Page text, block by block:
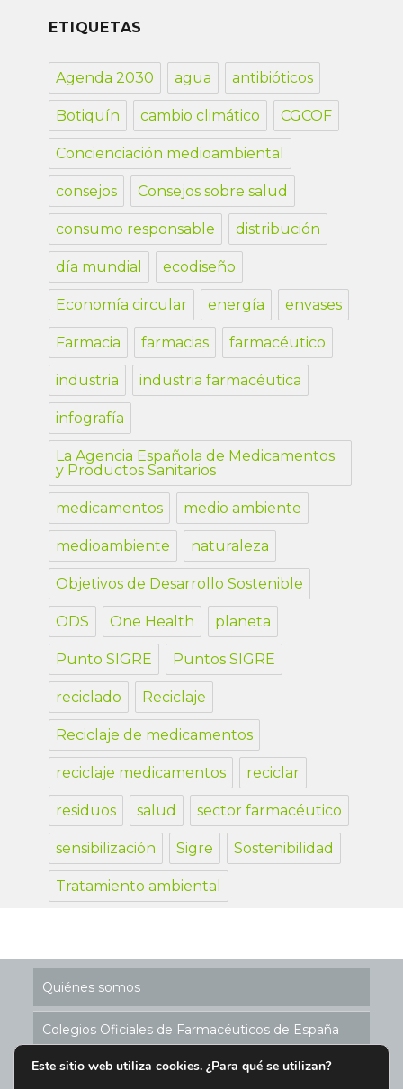
ETIQUETAS
Agenda 2030 agua antibióticos
Botiquín cambio climático CGCOF
Concienciación medioambiental
consejos Consejos sobre salud
consumo responsable distribución
día mundial ecodiseño
Economía circular energía envases
Farmacia farmacias farmacéutico
industria industria farmacéutica
infografía
La Agencia Española de Medicamentos
y Productos Sanitarios
medicamentos medio ambiente
medioambiente naturaleza
Objetivos de Desarrollo Sostenible
ODS One Health planeta
Punto SIGRE Puntos SIGRE
reciclado Reciclaje
Reciclaje de medicamentos
reciclaje medicamentos reciclar
residuos salud sector farmacéutico
sensibilización Sigre Sostenibilidad
Tratamiento ambiental
Quiénes somos
Colegios Oficiales de Farmacéuticos de España
Historia de los Puntos SIGRE
Este sitio web utiliza cookies. ¿Para qué se utilizan?